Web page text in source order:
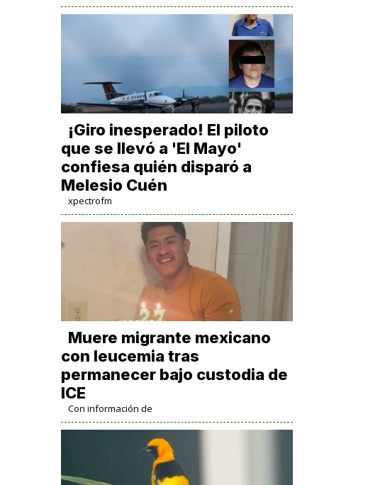
¡Giro inesperado! El piloto
que se llevó a 'El Mayo'
confiesa quién disparó a
Melesio Cuén
xpectrofm
Muere migrante mexicano
con leucemia tras
permanecer bajo custodia de
ICE
Con información de